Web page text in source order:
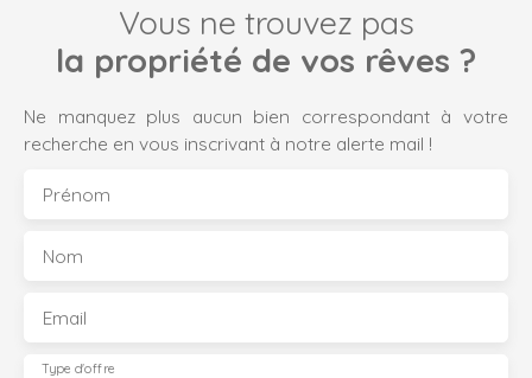
Vous ne trouvez pas
la propriété de vos rêves ?
Ne manquez plus aucun bien correspondant à votre
recherche en vous inscrivant à notre alerte mail !
Prénom
Nom
Email
Type d'offre